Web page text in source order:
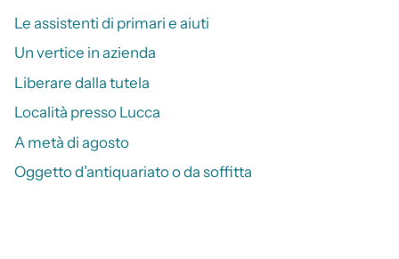
Le assistenti di primari e aiuti
Un vertice in azienda
Liberare dalla tutela
Località presso Lucca
A metà di agosto
Oggetto d’antiquariato o da soffitta